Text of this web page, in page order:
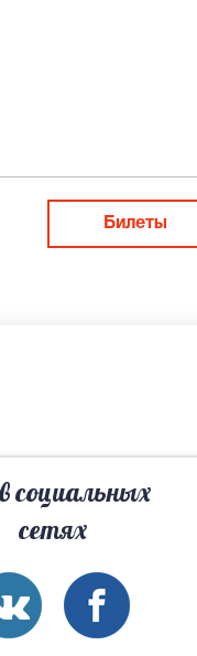
Билеты
социальных
сетях